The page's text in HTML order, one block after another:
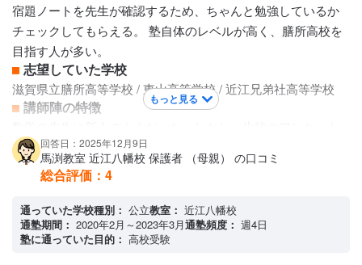
すが、どこもそんなに差はないと思いますが、トップΣの塾は
学校別にカリキュラムが組まれていて学校の授業とともに、
受験の勉強も出来る点はとても魅力を感じています
保護者への連絡手段
塾専用アプリ
アクセス・周りの環境
昨年、駅の近くに新校舎が出来て綺麗で治安も良く良いので
すが、車で送迎するときや面談の時に駐車場がないので徒歩
か自転車で行くので大変です
宿題ノートを先生が確認するため、ちゃんと勉強しているか
チェックしてもらえる。 塾自体のレベルが高く、膳所高校を
目指す人が多い。
志望していた学校
滋賀県立膳所高等学校 / 東山高等学校 / 近江兄弟社高等学校
講師陣の特徴
が取られ、評価の悪い先生に指導があったり、先生の研修が
あったりするので、安心出来た。 成績についての相談や面談
をお願いしたら、しっかりやってくれる。
カリキュラムについて
レベルは高いと思う。 塾内の公開テストで偏差値53〜55で、
偏差値70前後の進学校を受験出来るレベルなので。 年間カリ
もっと見る
回答日：2025年12月9日
馬渕教室 近江八幡校 保護者 （母親） の口コミ
総合評価： 4
通っていた学校種別： 公立教室： 近江八幡校
通塾期間： 2020年2月～2023年3月通塾頻度： 週4日
塾に通っていた目的： 高校受験